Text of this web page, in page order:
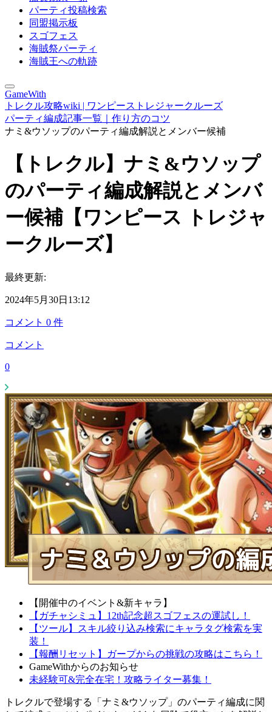
パーティ投稿検索
同盟掲示板
スゴフェス
海賊祭パーティ
海賊王への軌跡
GameWith
トレクル攻略wiki | ワンピーストレジャークルーズ
パーティ編成記事一覧｜作り方のコツ
ナミ&ウソップのパーティ編成解説とメンバー候補
【トレクル】ナミ&ウソップ
のパーティ編成解説とメンバ
ー候補【ワンピース トレジャ
ークルーズ】
最終更新:
2024年5月30日13:12
コメント 0 件
コメント
0
【開催中のイベント&新キャラ】
【ガチャシミュ】12th記念超スゴフェスの運試し！
【ツール】スキル絞り込み検索にキャラタグ検索を実
装！
【報酬リセット】ガープからの挑戦の攻略はこちら！
GameWithからのお知らせ
未経験可&完全在宅！攻略ライター募集！
トレクルで登場する「ナミ&ウソップ」のパーティ編成に関